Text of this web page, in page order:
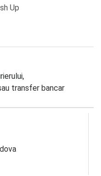
Up
transfer bancar